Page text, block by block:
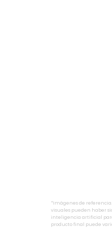
*Imágenes de
visuales pueden haber
inteligencia artificial
producto final puede